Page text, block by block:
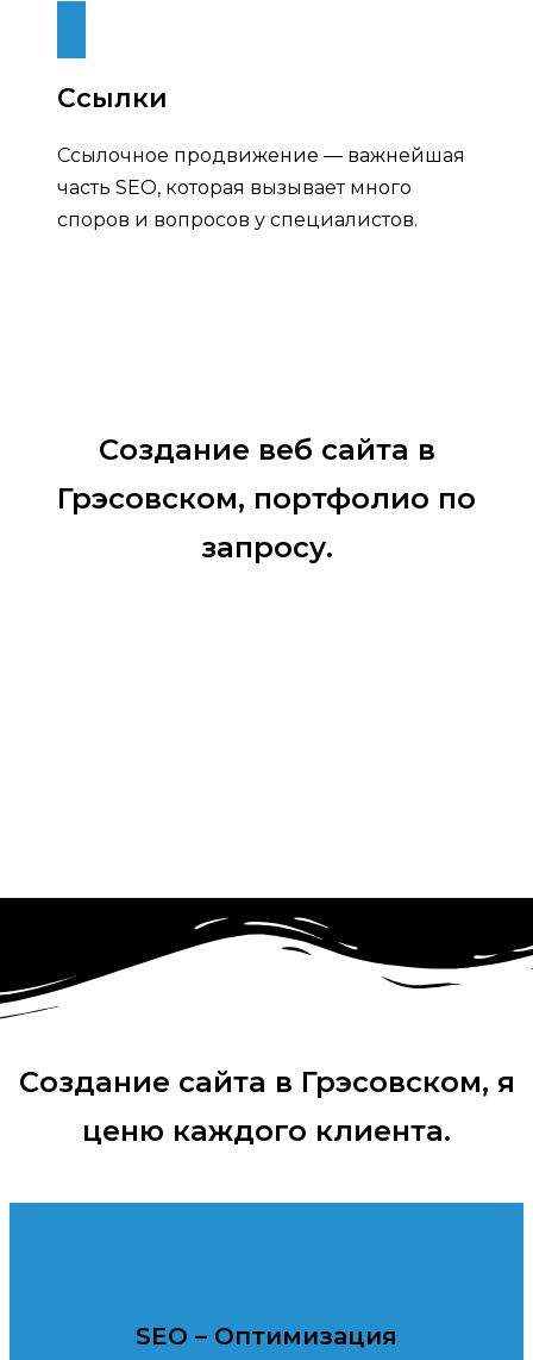
Ссылки
Ссылочное продвижение — важнейшая
часть SEO, которая вызывает много
споров и вопросов у специалистов.
Создание веб сайта в
Грэсовском, портфолио по
запросу.
Создание сайта в Грэсовском, я
ценю каждого клиента.
SEO – Оптимизация